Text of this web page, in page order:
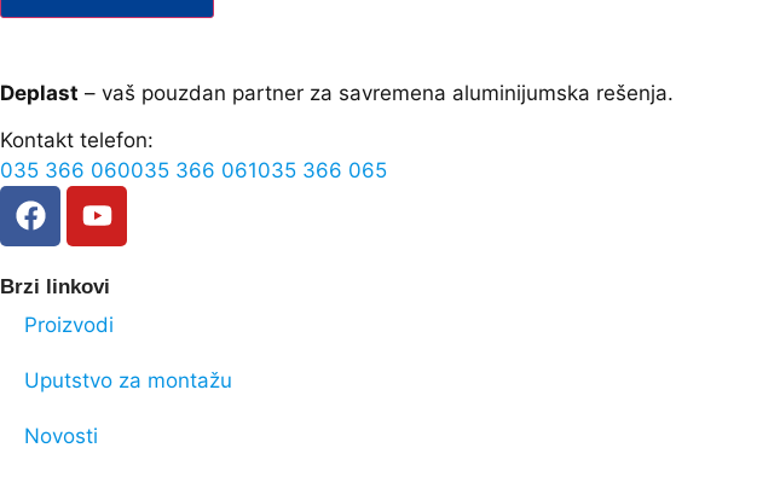
Deplast – vaš pouzdan partner za savremena aluminijumska rešenja.
Kontakt telefon:
035 366 060035 366 061035 366 065
Brzi linkovi
Proizvodi
Uputstvo za montažu
Novosti